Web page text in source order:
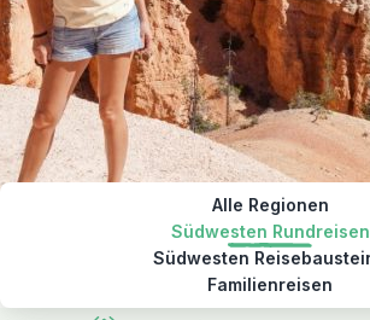
Alle Regionen
Südwesten Rundreisen
Südwesten
Familienreisen